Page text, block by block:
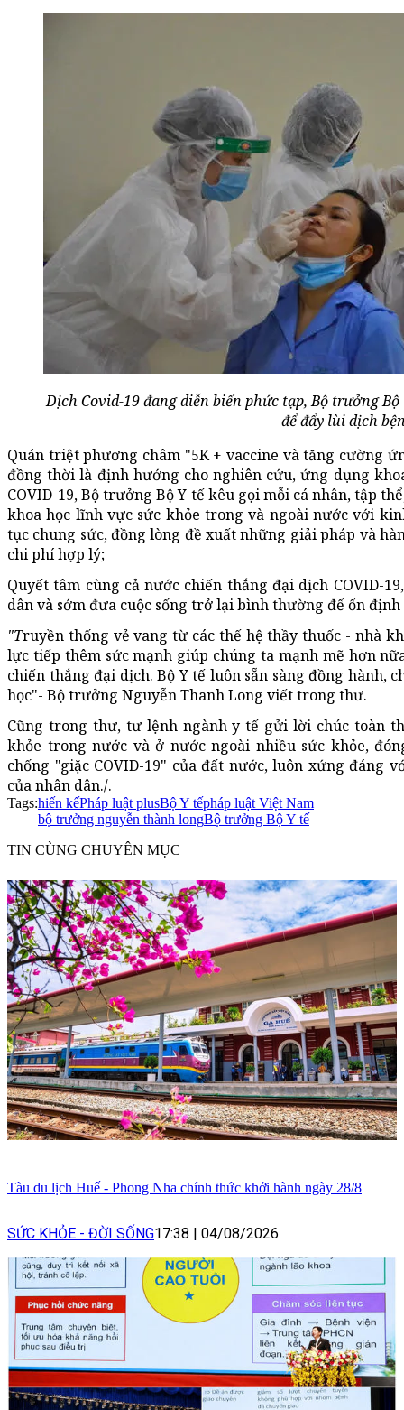
Dịch Covid-19 đang diễn biến phức tạp, Bộ trưởng
để đẩy lùi dịch
Quán triệt phương châm "5K + vaccine và tăng cường
đồng thời là định hướng cho nghiên cứu, ứng dụng
COVID-19, Bộ trưởng Bộ Y tế kêu gọi mỗi cá nhân, tập
khoa học lĩnh vực sức khỏe trong và ngoài nước với
tục chung sức, đồng lòng đề xuất những giải pháp và
chi phí hợp lý;
Quyết tâm cùng cả nước chiến thắng đại dịch COVID-
dân và sớm đưa cuộc sống trở lại bình thường để ổn
"Truyền thống vẻ vang từ các thế hệ thầy thuốc - nhà
lực tiếp thêm sức mạnh giúp chúng ta mạnh mẽ hơn
chiến thắng đại dịch. Bộ Y tế luôn sẵn sàng đồng hành,
học"- Bộ trưởng Nguyễn Thanh Long viết trong thư.
Cũng trong thư, tư lệnh ngành y tế gửi lời chúc toàn
khỏe trong nước và ở nước ngoài nhiều sức khỏe,
chống "giặc COVID-19" của đất nước, luôn xứng đáng
của nhân dân./.
Tags:hiến kếPháp luật plusBộ Y tếpháp luật Việt Nam
bộ trưởng nguyễn thành longBộ trưởng Bộ Y tế
TIN CÙNG CHUYÊN MỤC
Tàu du lịch Huế - Phong Nha chính thức khởi hành ngày 28/8
SỨC KHỎE - ĐỜI SỐNG17:38 | 04/08/2026